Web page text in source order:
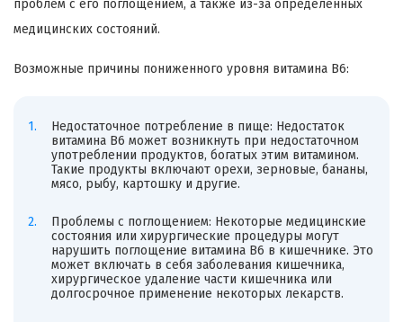
проблем с его поглощением, а также из-за определенных
медицинских состояний.
Возможные причины пониженного уровня витамина B6:
Недостаточное потребление в пище: Недостаток
витамина B6 может возникнуть при недостаточном
употреблении продуктов, богатых этим витамином.
Такие продукты включают орехи, зерновые, бананы,
мясо, рыбу, картошку и другие.
Проблемы с поглощением: Некоторые медицинские
состояния или хирургические процедуры могут
нарушить поглощение витамина B6 в кишечнике. Это
может включать в себя заболевания кишечника,
хирургическое удаление части кишечника или
долгосрочное применение некоторых лекарств.